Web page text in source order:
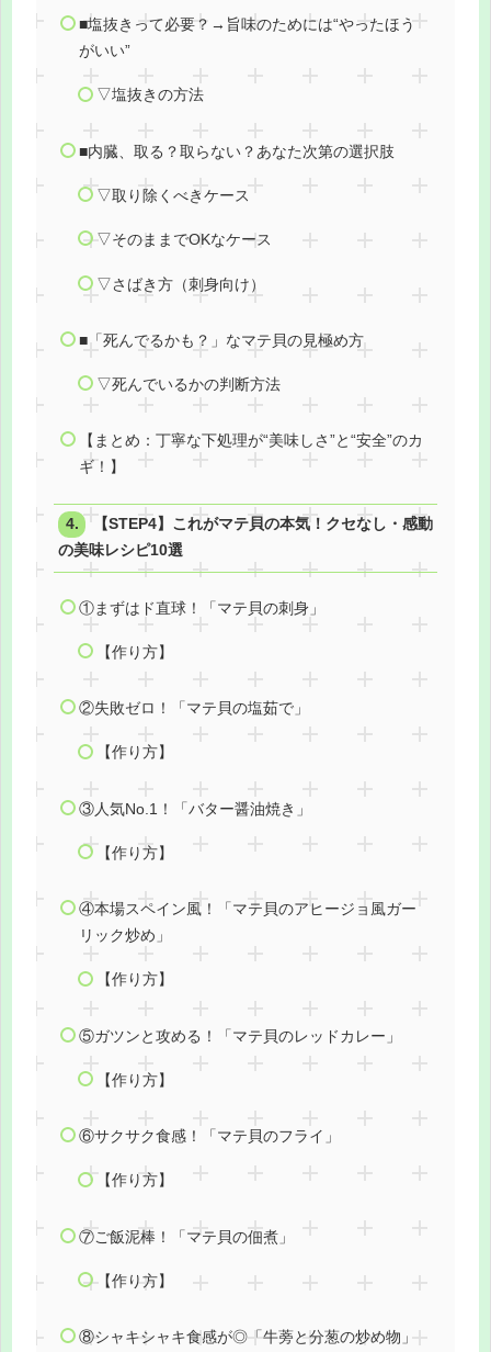
■塩抜きって必要？→旨味のためには“やったほう
がいい”
▽塩抜きの方法
■内臓、取る？取らない？あなた次第の選択肢
▽取り除くべきケース
▽そのままでOKなケース
▽さばき方（刺身向け）
■「死んでるかも？」なマテ貝の見極め方
▽死んでいるかの判断方法
【まとめ：丁寧な下処理が“美味しさ”と“安全”のカ
ギ！】
【STEP4】これがマテ貝の本気！クセなし・感動
の美味レシピ10選
①まずはド直球！「マテ貝の刺身」
【作り方】
②失敗ゼロ！「マテ貝の塩茹で」
【作り方】
③人気No.1！「バター醤油焼き」
【作り方】
④本場スペイン風！「マテ貝のアヒージョ風ガー
リック炒め」
【作り方】
⑤ガツンと攻める！「マテ貝のレッドカレー」
【作り方】
⑥サクサク食感！「マテ貝のフライ」
【作り方】
⑦ご飯泥棒！「マテ貝の佃煮」
【作り方】
⑧シャキシャキ食感が◎「牛蒡と分葱の炒め物」